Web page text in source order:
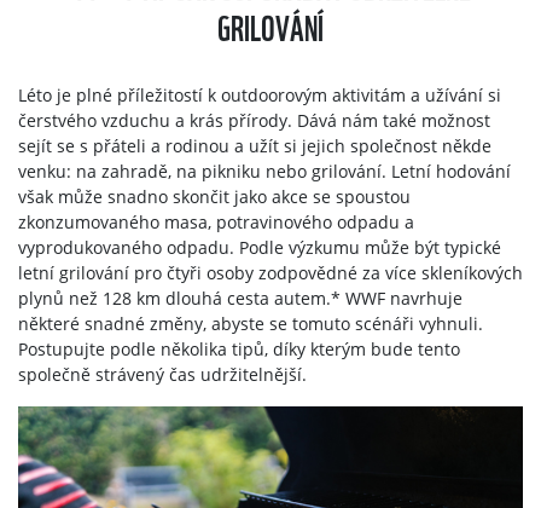
GRILOVÁNÍ
Léto je plné příležitostí k outdoorovým aktivitám a užívání si
čerstvého vzduchu a krás přírody. Dává nám také možnost
sejít se s přáteli a rodinou a užít si jejich společnost někde
venku: na zahradě, na pikniku nebo grilování. Letní hodování
však může snadno skončit jako akce se spoustou
zkonzumovaného masa, potravinového odpadu a
vyprodukovaného odpadu. Podle výzkumu může být typické
letní grilování pro čtyři osoby zodpovědné za více skleníkových
plynů než 128 km dlouhá cesta autem.* WWF navrhuje
některé snadné změny, abyste se tomuto scénáři vyhnuli.
Postupujte podle několika tipů, díky kterým bude tento
společně strávený čas udržitelnější.